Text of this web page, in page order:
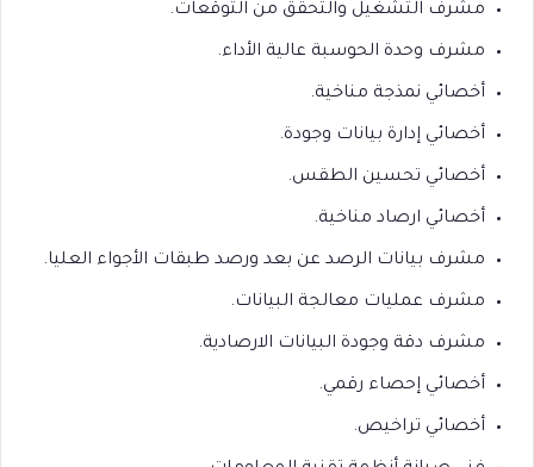
مشرف التشغيل والتحقق من التوقعات.
مشرف وحدة الحوسبة عالية الأداء.
أخصائي نمذجة مناخية.
أخصائي إدارة بيانات وجودة.
أخصائي تحسين الطقس.
أخصائي ارصاد مناخية.
مشرف بيانات الرصد عن بعد ورصد طبقات الأجواء العليا.
مشرف عمليات معالجة البيانات.
مشرف دقة وجودة البيانات الارصادية.
أخصائي إحصاء رقمي.
أخصائي تراخيص.